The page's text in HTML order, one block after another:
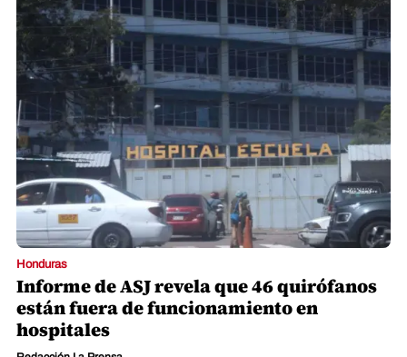
Honduras
Informe de ASJ revela que 46 quirófanos
están fuera de funcionamiento en
hospitales